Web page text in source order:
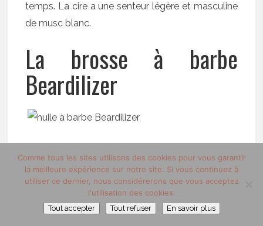
temps. La cire a une senteur légère et masculine
de musc blanc.
La brosse à barbe
Beardilizer
Labrosse à barbe s’avère être un accessoire
indispensable au quotidien! Faite avec de
véritable poils de sanglier, cette brosse au poils
Comme tous les sites utilisons des cookies pour vous garantir
la meilleure expérience sur notre site. Si vous continuez à
utiliser ce dernier, nous considérerons que vous acceptez
l'utilisation des cookies.
Tout accepter Tout refuser En savoir plus